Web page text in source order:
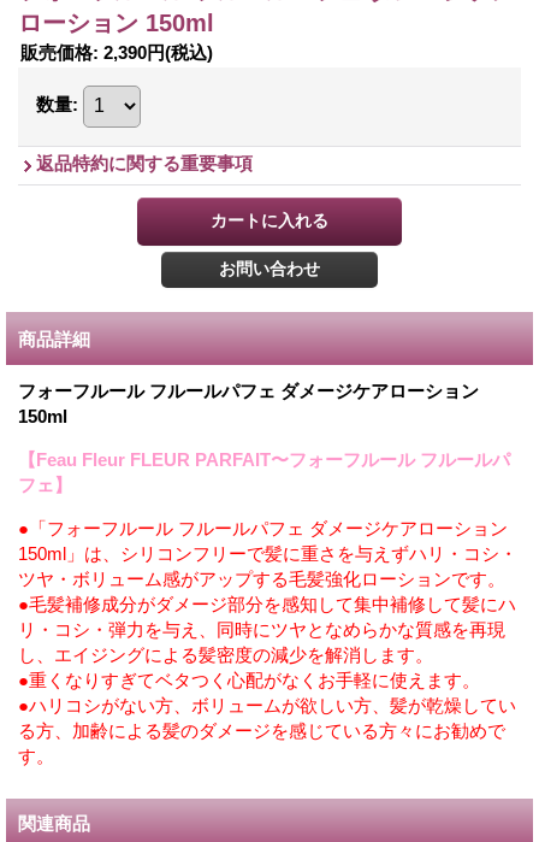
ローション 150ml
販売価格: 2,390円(税込)
数量:
返品特約に関する重要事項
商品詳細
フォーフルール フルールパフェ ダメージケアローション
150ml
【Feau Fleur FLEUR PARFAIT〜フォーフルール フルールパ
フェ】
●「フォーフルール フルールパフェ ダメージケアローション
150ml」は、シリコンフリーで髪に重さを与えずハリ・コシ・
ツヤ・ボリューム感がアップする毛髪強化ローションです。
●毛髪補修成分がダメージ部分を感知して集中補修して髪にハ
リ・コシ・弾力を与え、同時にツヤとなめらかな質感を再現
し、エイジングによる髪密度の減少を解消します。
●重くなりすぎてベタつく心配がなくお手軽に使えます。
●ハリコシがない方、ボリュームが欲しい方、髪が乾燥してい
る方、加齢による髪のダメージを感じている方々にお勧めで
す。
関連商品